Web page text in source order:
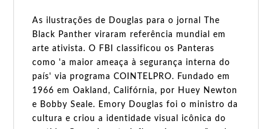
As ilustrações de Douglas para o jornal The
Black Panther viraram referência mundial em
arte ativista. O FBI classificou os Panteras
como 'a maior ameaça à segurança interna do
país' via programa COINTELPRO. Fundado em
1966 em Oakland, Califórnia, por Huey Newton
e Bobby Seale. Emory Douglas foi o ministro da
cultura e criou a identidade visual icônica do